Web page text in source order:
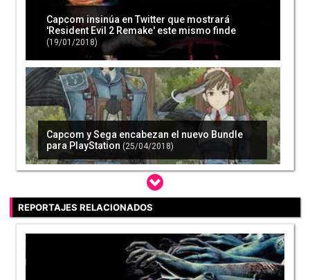
Capcom insinúa en Twitter que mostrará
'Resident Evil 2 Remake' este mismo finde
(19/01/2018)
Capcom y Sega encabezan el nuevo Bundle
para PlayStation (25/04/2018)
El reboot de 'Resident Evil' podría ser una
serie de televisión (15/05/2018)
REPORTAJES RELACIONADOS